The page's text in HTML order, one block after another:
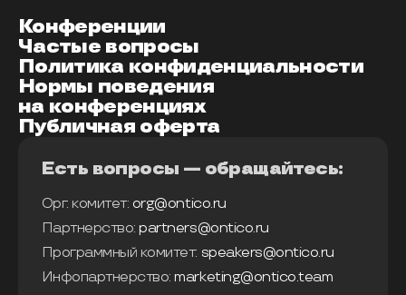
Конференции
Частые вопросы
Политика конфиденциальности
Нормы поведения
на конференциях
Публичная оферта
Есть вопросы — обращайтесь:
Орг. комитет: org@ontico.ru
Партнерство: partners@ontico.ru
Программный комитет: speakers@ontico.ru
Инфопартнерство: marketing@ontico.team